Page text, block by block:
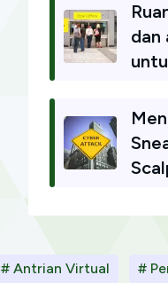
dan
# Antrian Virtual #